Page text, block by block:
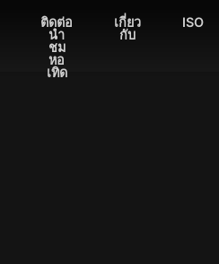
ติดต่อ
นำ
ชม
หอ
เทิด
เกี่ยว
กับ
ISO